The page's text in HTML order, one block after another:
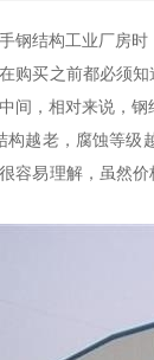
结构工业厂房时
买之前都必须知
间，相对来说，钢
老，腐蚀等级
容易理解，虽然